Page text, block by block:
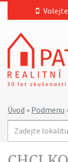
Volejte
Úvod » Podmenu